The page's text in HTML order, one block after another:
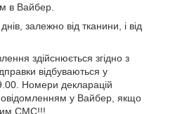
в Вайбер.
залежно від тканини, і від
здійснюється згідно з
відбуваються у
Номери декларацій
у Вайбер, якщо
СМС!!!